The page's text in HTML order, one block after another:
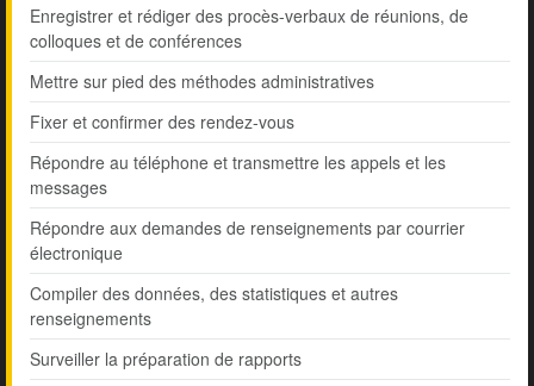
Enregistrer et rédiger des procès-verbaux de réunions, de
colloques et de conférences
Mettre sur pied des méthodes administratives
Fixer et confirmer des rendez-vous
Répondre au téléphone et transmettre les appels et les
messages
Répondre aux demandes de renseignements par courrier
électronique
Compiler des données, des statistiques et autres
renseignements
Surveiller la préparation de rapports